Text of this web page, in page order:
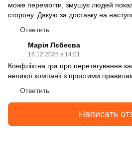
може перемогти, змушує людей
сторону. Дякую за доставку на
Ответить
Марія Лєбеєва
16.12.2025 в 14:01
Конфліктна гра про перетягування
великої компанії з простими
Ответить
Написать